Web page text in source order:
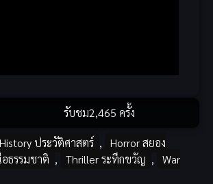
รับชม2,465 ครั้ง
History ประวัติศาสตร์ ,
Horror สยอง
ธรรมชาติ , Thriller ระทึกขวัญ ,
War